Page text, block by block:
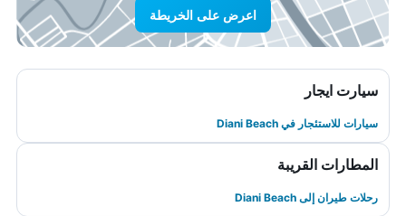
اعرض على الخريطة
سيارت ايجار
سيارات للاستئجار في Diani Beach
المطارات القريبة
رحلات طيران إلى Diani Beach